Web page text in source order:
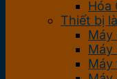
Hóa
Thiết bị
Máy
Máy